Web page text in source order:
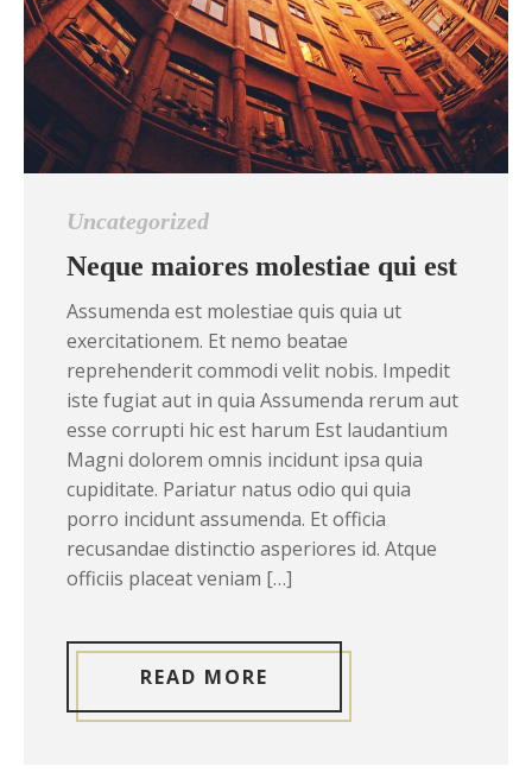
Uncategorized
Neque maiores molestiae qui est
Assumenda est molestiae quis quia ut
exercitationem. Et nemo beatae
reprehenderit commodi velit nobis. Impedit
iste fugiat aut in quia Assumenda rerum aut
esse corrupti hic est harum Est laudantium
Magni dolorem omnis incidunt ipsa quia
cupiditate. Pariatur natus odio qui quia
porro incidunt assumenda. Et officia
recusandae distinctio asperiores id. Atque
officiis placeat veniam […]
READ MORE